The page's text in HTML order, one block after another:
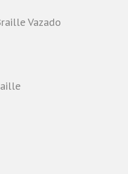
Vazado